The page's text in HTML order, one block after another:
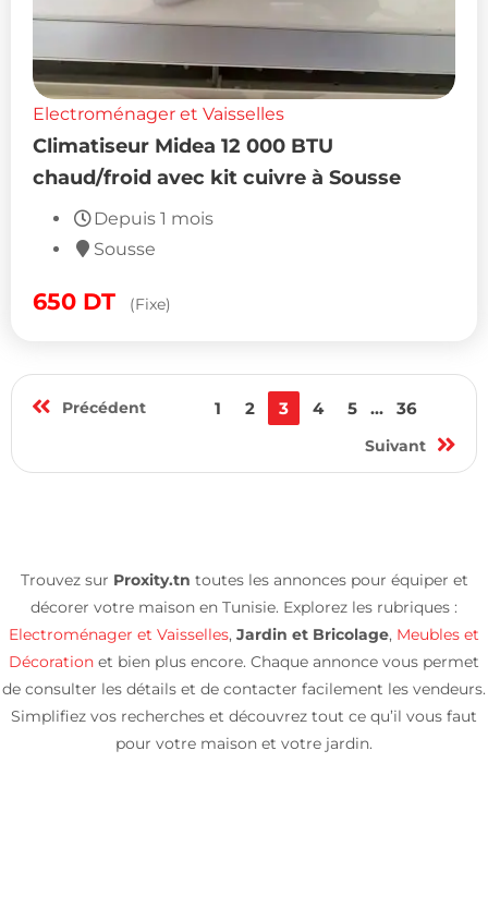
Electroménager et Vaisselles
Climatiseur Midea 12 000 BTU
chaud/froid avec kit cuivre à Sousse
Depuis 1 mois
Sousse
650 DT (Fixe)
Précédent 1 2 3 4 5 ... 36
Suivant
Trouvez sur Proxity.tn toutes les annonces pour équiper et
décorer votre maison en Tunisie. Explorez les rubriques :
Electroménager et Vaisselles, Jardin et Bricolage, Meubles et
Décoration et bien plus encore. Chaque annonce vous permet
de consulter les détails et de contacter facilement les vendeurs.
Simplifiez vos recherches et découvrez tout ce qu’il vous faut
pour votre maison et votre jardin.